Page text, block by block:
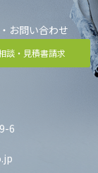
お問い合わせ
談・見積書請求
6